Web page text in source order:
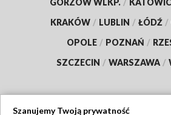
KRAKÓW / LUBLIN / ŁÓDŹ /
OPOLE / POZNAŃ /
SZCZECIN / WARSZAWA /
Szanujemy Twoją prywatność